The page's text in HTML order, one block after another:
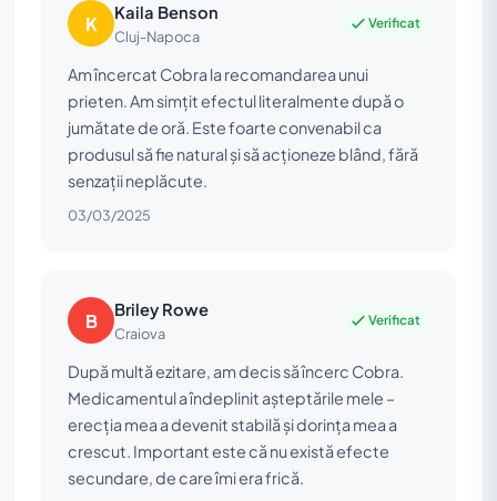
K Kaila Benson
Cluj-Napoca
Verificat
Am încercat Cobra la recomandarea unui
prieten. Am simțit efectul literalmente după o
jumătate de oră. Este foarte convenabil ca
produsul să fie natural și să acționeze blând, fără
senzații neplăcute.
03/03/2025
B Briley Rowe
Craiova
Verificat
După multă ezitare, am decis să încerc Cobra.
Medicamentul a îndeplinit așteptările mele –
erecția mea a devenit stabilă și dorința mea a
crescut. Important este că nu există efecte
secundare, de care îmi era frică.